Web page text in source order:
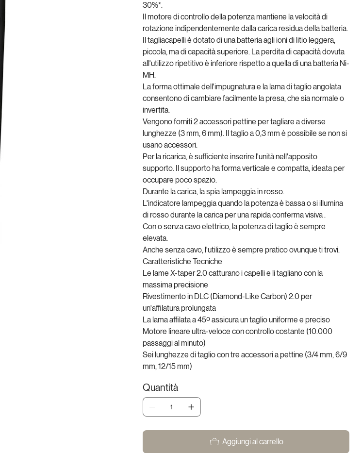
30%*.
Il motore di controllo della potenza mantiene la velocità di
rotazione indipendentemente dalla carica residua della batteria.
Il tagliacapelli è dotato di una batteria agli ioni di litio leggera,
piccola, ma di capacità superiore. La perdita di capacità dovuta
all'utilizzo ripetitivo è inferiore rispetto a quella di una batteria Ni-
MH.
La forma ottimale dell'impugnatura e la lama di taglio angolata
consentono di cambiare facilmente la presa, che sia normale o
invertita.
Vengono forniti 2 accessori pettine per tagliare a diverse
lunghezze (3 mm, 6 mm). Il taglio a 0,3 mm è possibile se non si
usano accessori.
Per la ricarica, è sufficiente inserire l'unità nell'apposito
supporto. Il supporto ha forma verticale e compatta, ideata per
occupare poco spazio.
Durante la carica, la spia lampeggia in rosso.
L'indicatore lampeggia quando la potenza è bassa o si illumina
di rosso durante la carica per una rapida conferma visiva .
Con o senza cavo elettrico, la potenza di taglio è sempre
elevata.
Anche senza cavo, l'utilizzo è sempre pratico ovunque ti trovi.
Caratteristiche Tecniche
Le lame X-taper 2.0 catturano i capelli e li tagliano con la
massima precisione
Rivestimento in DLC (Diamond-Like Carbon) 2.0 per
un'affilatura prolungata
La lama affilata a 45º assicura un taglio uniforme e preciso
Motore lineare ultra-veloce con controllo costante (10.000
passaggi al minuto)
Sei lunghezze di taglio con tre accessori a pettine (3/4 mm, 6/9
mm, 12/15 mm)
Quantità
Aggiungi al carrello